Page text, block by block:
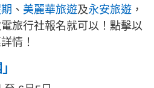
、 美麗華旅遊及永安旅遊 ，
旅行社報名就可以！點擊以
情！